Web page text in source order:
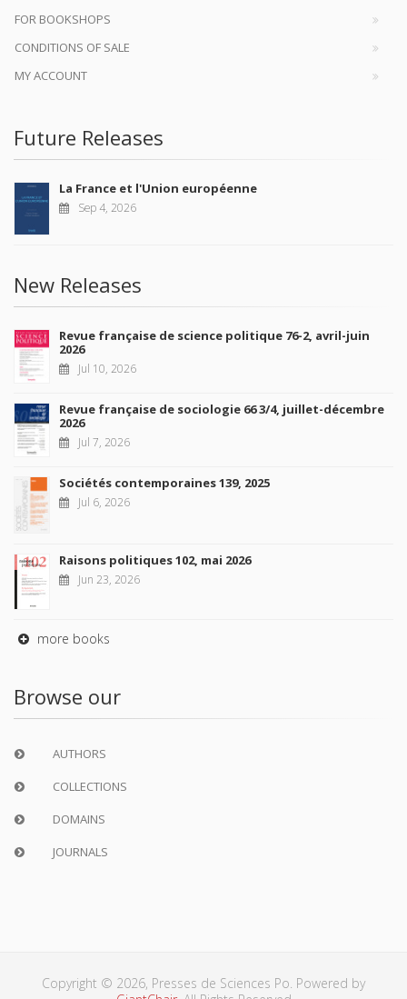
FOR BOOKSHOPS
CONDITIONS OF SALE
MY ACCOUNT
Future Releases
La France et l'Union européenne
Sep 4, 2026
New Releases
Revue française de science politique 76-2, avril-juin
2026
Jul 10, 2026
Revue française de sociologie 66 3/4, juillet-décembre
2026
Jul 7, 2026
Sociétés contemporaines 139, 2025
Jul 6, 2026
Raisons politiques 102, mai 2026
Jun 23, 2026
more books
Browse our
AUTHORS
COLLECTIONS
DOMAINS
JOURNALS
Copyright © 2026, Presses de Sciences Po. Powered by